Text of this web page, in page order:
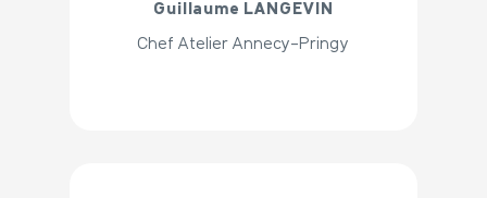
Guillaume LANGEVIN
Chef Atelier Annecy-Pringy